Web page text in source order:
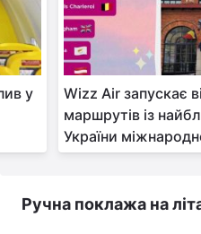
у
Wizz Air запускає
маршрутів із
України
Ручна поклажа на